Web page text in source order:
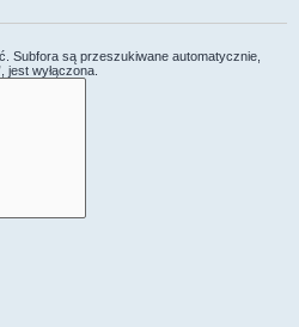
Subfora są przeszukiwane automatycznie,
wyłączona.